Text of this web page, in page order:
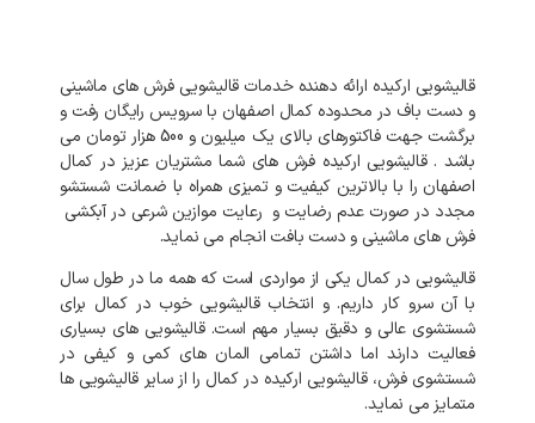
قالیشویی ارکیده ارائه دهنده خدمات قالیشویی فرش های ماشینی
و دست باف در محدوده کمال اصفهان با سرویس رایگان رفت و
برگشت جهت فاکتورهای بالای یک میلیون و 500 هزار تومان می
باشد . قالیشویی ارکیده فرش های شما مشتریان عزیز در کمال
اصفهان را با بالاترین کیفیت و تمیزی همراه با ضمانت شستشو
مجدد در صورت عدم رضایت و رعایت موازین شرعی در آبکشی
فرش های ماشینی و دست بافت انجام می نماید.
قالیشویی در کمال یکی از مواردی است که همه ما در طول سال
با آن سرو کار داریم. و انتخاب قالیشویی خوب در کمال برای
شستشوی عالی و دقیق بسیار مهم است. قالیشویی های بسیاری
فعالیت دارند اما داشتن تمامی المان های کمی و کیفی در
شستشوی فرش، قالیشویی ارکیده در کمال را از سایر قالیشویی ها
متمایز می نماید.